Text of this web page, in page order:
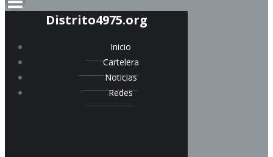
Distrito4975.org
Inicio
Cartelera
Noticias
Redes